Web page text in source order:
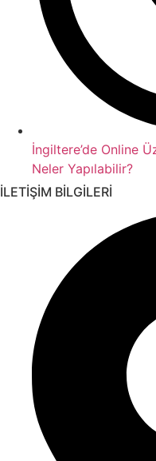
İngiltere’de Online
Neler Yapılabilir?
İLETİŞİM BİLGİLERİ